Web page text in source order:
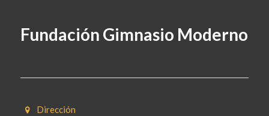
Fundación Gimnasio Moderno
Dirección